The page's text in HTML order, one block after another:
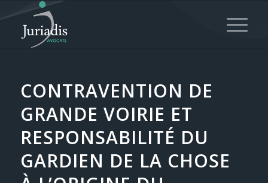
CONTRAVENTION DE
GRANDE VOIRIE ET
RESPONSABILITÉ DU
GARDIEN DE LA CHOSE